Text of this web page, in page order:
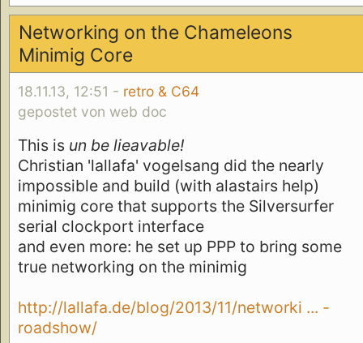
Networking on the Chameleons
Minimig Core
18.11.13, 12:51 - retro & C64
gepostet von web doc
This is un be lieavable!
Christian 'lallafa' vogelsang did the nearly
impossible and build (with alastairs help)
minimig core that supports the Silversurfer
serial clockport interface
and even more: he set up PPP to bring some
true networking on the minimig
http://lallafa.de/blog/2013/11/networki ... -
roadshow/